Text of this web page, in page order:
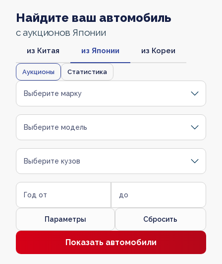
Найдите ваш автомобиль
с аукционов Японии
из Китая из Японии из Кореи
Аукционы Статистика
Выберите марку
Выберите модель
Выберите кузов
Год от до
Параметры Сбросить
Показать автомобили